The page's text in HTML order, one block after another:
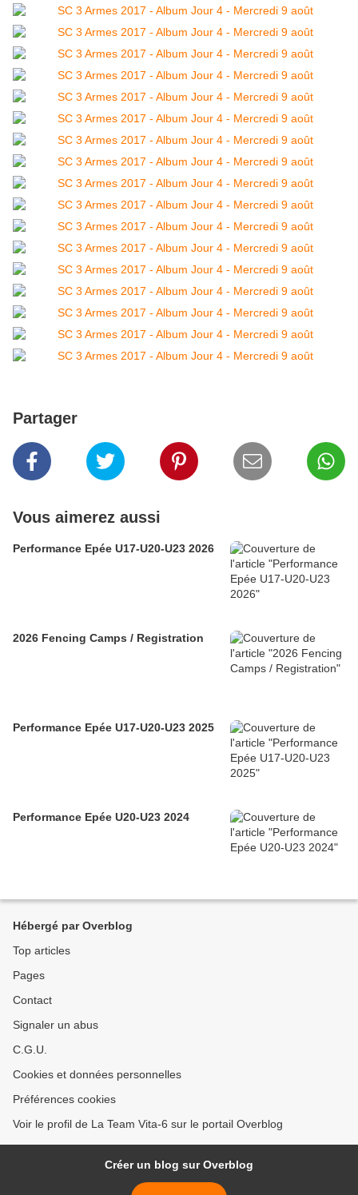
Partager
Vous aimerez aussi
Performance Epée U17-U20-U23 2026
2026 Fencing Camps / Registration
Performance Epée U17-U20-U23 2025
Performance Epée U20-U23 2024
Hébergé par Overblog
Top articles
Pages
Contact
Signaler un abus
C.G.U.
Cookies et données personnelles
Préférences cookies
Voir le profil de La Team Vita-6 sur le portail Overblog
Créer un blog sur Overblog